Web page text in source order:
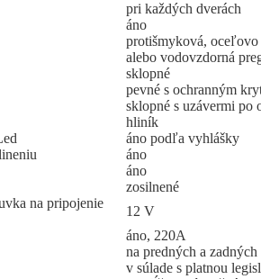
pri každých dverách
áno
protišmyková,
alebo vodovzdorná
sklopné
pevné s ochranným
sklopné s uzávermi po
hliník
áno podľa vyhlášky
áno
áno
zosilnené
na pripojenie
12 V
áno, 220A
na predných a zadných
v súlade s platnou